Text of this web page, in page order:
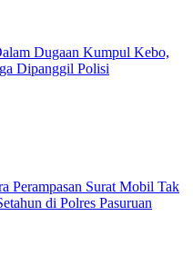
Dugaan Kumpul Kebo,
Dipanggil Polisi
Perampasan Surat Mobil Tak
di Polres Pasuruan